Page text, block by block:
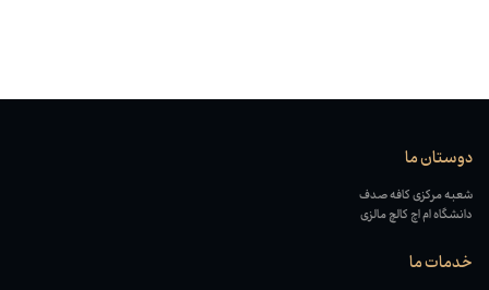
دوستان ما
شعبه مرکزی کافه صدف
دانشگاه ام اچ کالچ مالزی
خدمات ما